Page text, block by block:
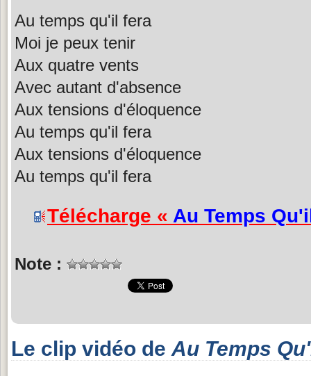
Au temps qu'il fera
Moi je peux tenir
Aux quatre vents
Avec autant d'absence
Aux tensions d'éloquence
Au temps qu'il fera
Aux tensions d'éloquence
Au temps qu'il fera
Télécharge « Au Temps
Note :
Le clip vidéo de Au Temps